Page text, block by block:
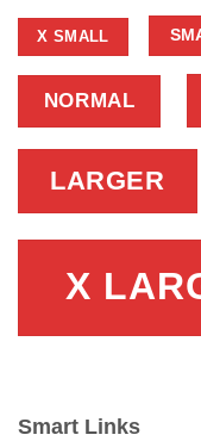
X SMALL
NORMAL
LARGER
X
Smart Links